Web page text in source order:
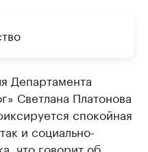
Департамента
Светлана Платонова
спокойная
и социально-
что говорит об